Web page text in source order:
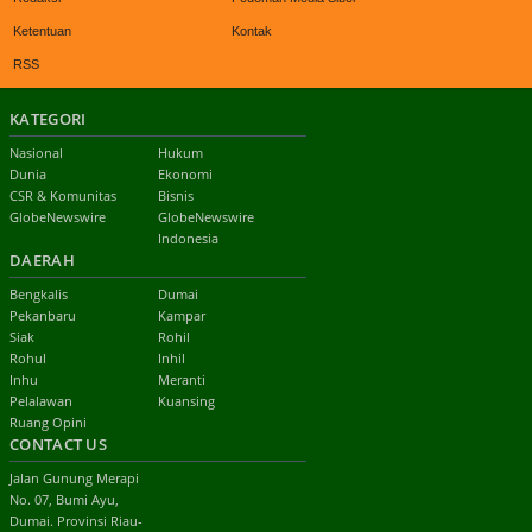
Ketentuan Kontak
RSS
KATEGORI
Nasional
Hukum
Dunia
Ekonomi
CSR & Komunitas
Bisnis
GlobeNewswire
GlobeNewswire
Indonesia
DAERAH
Bengkalis
Dumai
Pekanbaru
Kampar
Siak
Rohil
Rohul
Inhil
Inhu
Meranti
Pelalawan
Kuansing
Ruang Opini
CONTACT US
Jalan Gunung Merapi
No. 07, Bumi Ayu,
Dumai. Provinsi Riau-